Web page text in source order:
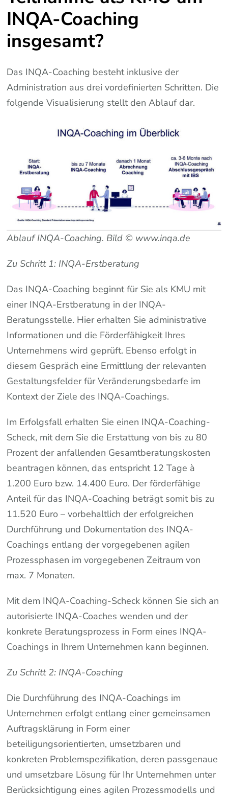
INQA-Coaching
insgesamt?
Das INQA-Coaching besteht inklusive der
Administration aus drei vordefinierten Schritten. Die
folgende Visualisierung stellt den Ablauf dar.
Ablauf INQA-Coaching. Bild © www.inqa.de
Zu Schritt 1: INQA-Erstberatung
Das INQA-Coaching beginnt für Sie als KMU mit
einer INQA-Erstberatung in der INQA-
Beratungsstelle. Hier erhalten Sie administrative
Informationen und die Förderfähigkeit Ihres
Unternehmens wird geprüft. Ebenso erfolgt in
diesem Gespräch eine Ermittlung der relevanten
Gestaltungsfelder für Veränderungsbedarfe im
Kontext der Ziele des INQA-Coachings.
Im Erfolgsfall erhalten Sie einen INQA-Coaching-
Scheck, mit dem Sie die Erstattung von bis zu 80
Prozent der anfallenden Gesamtberatungskosten
beantragen können, das entspricht 12 Tage à
1.200 Euro bzw. 14.400 Euro. Der förderfähige
Anteil für das INQA-Coaching beträgt somit bis zu
11.520 Euro – vorbehaltlich der erfolgreichen
Durchführung und Dokumentation des INQA-
Coachings entlang der vorgegebenen agilen
Prozessphasen im vorgegebenen Zeitraum von
max. 7 Monaten.
Mit dem INQA-Coaching-Scheck können Sie sich an
autorisierte INQA-Coaches wenden und der
konkrete Beratungsprozess in Form eines INQA-
Coachings in Ihrem Unternehmen kann beginnen.
Zu Schritt 2: INQA-Coaching
Die Durchführung des INQA-Coachings im
Unternehmen erfolgt entlang einer gemeinsamen
Auftragsklärung in Form einer
beteiligungsorientierten, umsetzbaren und
konkreten Problemspezifikation, deren passgenaue
und umsetzbare Lösung für Ihr Unternehmen unter
Berücksichtigung eines agilen Prozessmodells und